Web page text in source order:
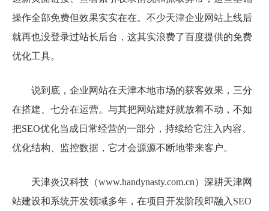
操作全部免费但效果实实在在。不少天津企业网站上线后
就再也没登录过站长后台，这其实浪费了百度提供的免费
优化工具。
说到底，企业网站在天津本地市场的获客效果，三分
在搭建、七分在运营。与其把网站建好就放着不动，不如
把SEO优化当成日常经营的一部分，持续给它注入内容、
优化结构、监控数据，它才会源源不断地带来客户。
天津炎汉科技（www.handynasty.com.cn）深耕天津网
站建设和系统开发领域多年，在项目开发阶段即融入SEO